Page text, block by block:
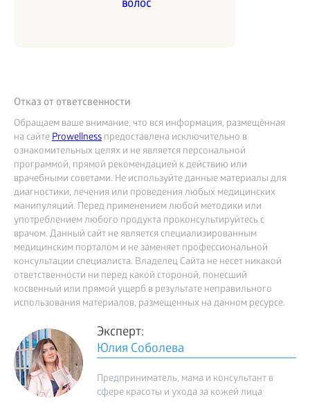
волос
Отказ от ответсвенности
Обращаем ваше внимание, что вся информация, размещённая
на сайтеProwellness предоставлена исключительно в
ознакомительных целях и не является персональной
программой, прямой рекомендацией к действию или
врачебными советами. Не используйте данные материалы для
диагностики, лечения или проведения любых медицинских
манипуляций. Перед применением любой методики или
употреблением любого продукта проконсультируйтесь с
врачом. Данный сайт не является специализированным
медицинским порталом и не заменяет профессиональной
консультации специалиста. Владелец Сайта не несет никакой
ответственности ни перед какой стороной, понесший
косвенный или прямой ущерб в результате неправильного
использования материалов, размещенных на данном ресурсе.
Эксперт:
Юлия Соболева
Предприниматель, мама и консультант в
сфере красоты и ухода за кожей лица